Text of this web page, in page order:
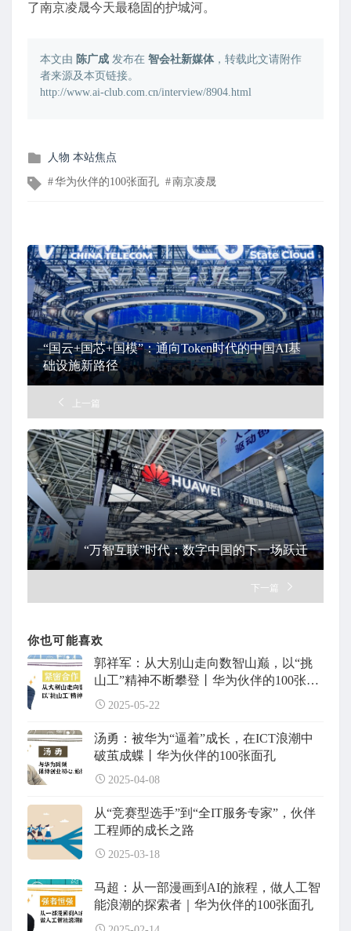
了南京凌晟今天最稳固的护城河。
本文由 陈广成 发布在 智会社新媒体，转载此文请附作
者来源及本页链接。
http://www.ai-club.com.cn/interview/8904.html
发
在
人物 本站焦点
文华为伙伴的100张面孔 南京凌晟
“国云+国芯+国模”：通向Token时代的中国AI基
础设施新路径
上一篇
“万智互联”时代：数字中国的下一场跃迁
下一篇
你也可能喜欢
郭祥军：从大别山走向数智山巅，以“挑
山工”精神不断攀登丨华为伙伴的100张面
孔
2025-05-22
汤勇：被华为“逼着”成长，在ICT浪潮中
破茧成蝶丨华为伙伴的100张面孔
2025-04-08
从“竞赛型选手”到“全IT服务专家”，伙伴
工程师的成长之路
2025-03-18
马超：从一部漫画到AI的旅程，做人工智
能浪潮的探索者｜华为伙伴的100张面孔